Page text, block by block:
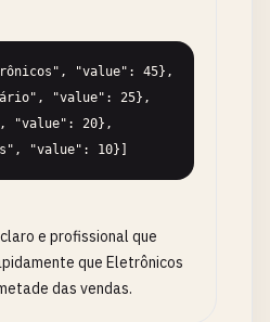
"value": 45},
"value": 25},
"value": 20},
"value": 10}]
e profissional que
que Eletrônicos
das vendas.